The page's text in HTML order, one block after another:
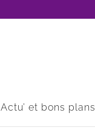
Actu’ et bons plans